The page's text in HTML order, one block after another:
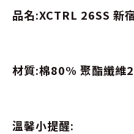
品名:XCTRL 26SS 新
材質:棉80% 聚酯纖維
溫馨小提醒: